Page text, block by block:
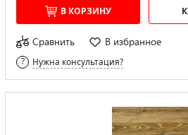
В КОРЗИНУ
Сравнить В избранное
Нужна консультация?